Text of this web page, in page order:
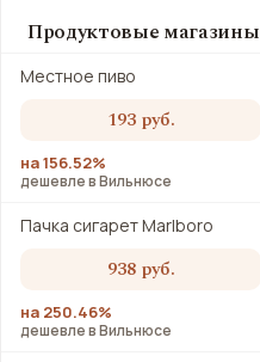
Продуктовые магазины
Местное пиво
193 руб.
на 156.52%
дешевле в Вильнюсе
Пачка сигарет Marlboro
938 руб.
на 250.46%
дешевле в Вильнюсе